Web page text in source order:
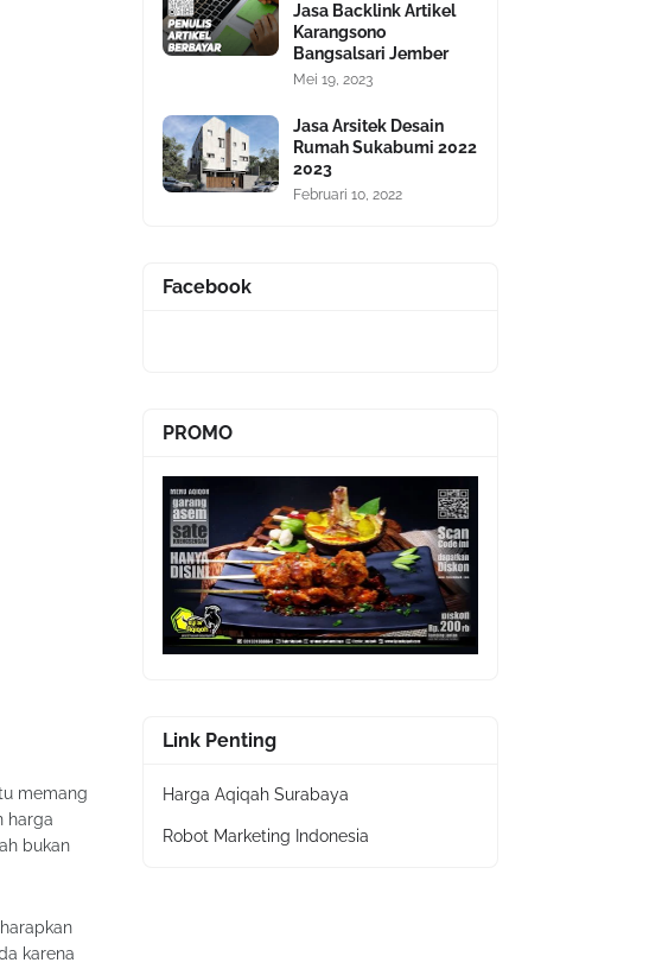
memang
harga
bukan
karena
Jasa Backlink Artikel
Karangsono
Bangsalsari Jember
Mei 19, 2023
Jasa Arsitek Desain
Rumah Sukabumi 2022
2023
Februari 10, 2022
Facebook
PROMO
Link Penting
Harga Aqiqah Surabaya
Robot Marketing Indonesia